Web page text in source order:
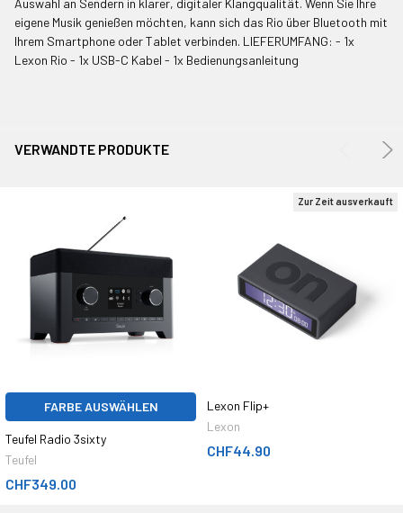
AUSGEWÄHLTE
IN WARENKORB
LEGEN
eigene Musik genießen möchten, kann sich das Rio über Bluetooth mit
Ihrem Smartphone oder Tablet verbinden. LIEFERUMFANG: - 1x
Lexon Rio - 1x USB-C Kabel - 1x Bedienungsanleitung
VERWANDTE PRODUKTE
FARBE AUSWÄHLEN
Teufel Radio 3sixty
Teufel
CHF349.00
Zur Zeit ausverkauft
Lexon Flip+
Lexon
CHF44.90